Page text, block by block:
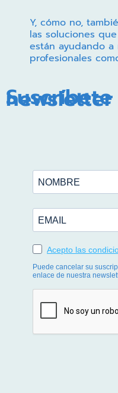
Y, cómo no,
las soluciones
están ayudando a
profesionales
newsletter